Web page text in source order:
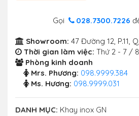
Gọi 028.7300.7226
Showroom: 47 Đường 12, P.11,
Thời gian làm việc: Thứ 2 - 7 /
Phòng kinh doanh
Mrs. Phương: 098.9999.384
Ms. Hương: 098.9999.031
DANH MỤC: Khay inox GN